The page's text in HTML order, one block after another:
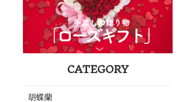
CATEGORY
胡蝶蘭